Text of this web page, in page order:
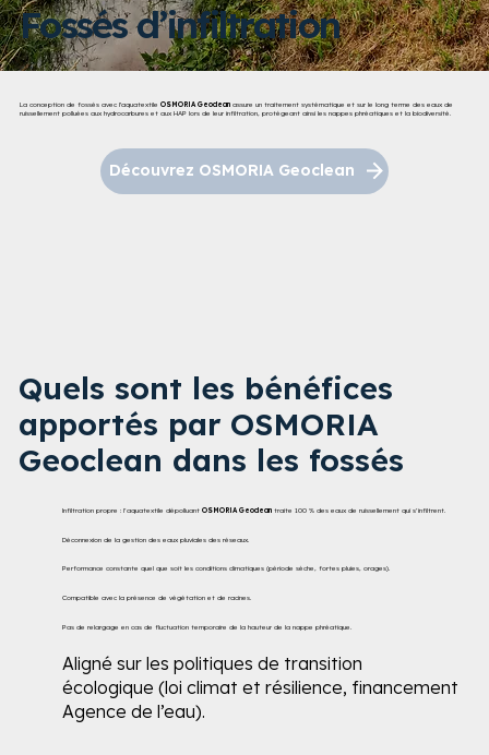
Fossés d’infiltration
La conception de fossés avec l'aquatextile OSMORIA Geocleanassure un traitement systématique et sur le long terme des eaux de
ruissellement polluées aux hydrocarbures et aux HAP lors de leur infiltration, protégeant ainsi les nappes phréatiques et la biodiversité.​
Découvrez OSMORIA Geoclean
Quels sont les bénéfices
apportés par OSMORIA
Geoclean dans les fossés
Infiltration propre : l’aquatextile dépolluantOSMORIA Geoclean traite 100 % des eaux de ruissellement qui s’infiltrent​.
Déconnexion de la gestion des eaux pluviales des réseaux.
Performance constante quel que soit les conditions climatiques (période sèche, fortes pluies, orages).​
Compatible avec la présence de végétation et de racines.
Pas de relargage en cas de fluctuation temporaire de la hauteur de la nappe phréatique​.
Aligné sur les politiques de transition
écologique (loi climat et résilience, financement
Agence de l’eau).